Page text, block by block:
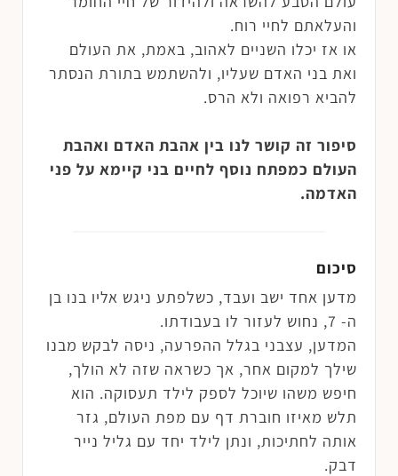
והעלאתם לחיי רוח.
או אז יכלו השניים לאהוב, באמת, את העולם
ואת בני האדם שעליו, ולהשתמש בתורת הנסתר
להביא רפואה ולא הרס.
סיפור זה קושר לנו בין אהבת האדם ואהבת
העולם כמפתח נוסף לחיים בני קיימא על פני
האדמה.
סיכום
מדען אחד ישב ועבד, כשלפתע ניגש אליו בנו בן
ה- 7, נחוש לעזור לו בעבודתו.
המדען, עצבני בגלל ההפרעה, ניסה לבקש מבנו
שילך למקום אחר, אך כשראה שזה לא הולך,
חיפש משהו שיוכל לספק לילד תעסוקה. הוא
תלש מאיזו חוברת דף עם מפת העולם, גזר
אותה לחתיכות, ונתן לילד יחד עם גליל נייר
דבק.